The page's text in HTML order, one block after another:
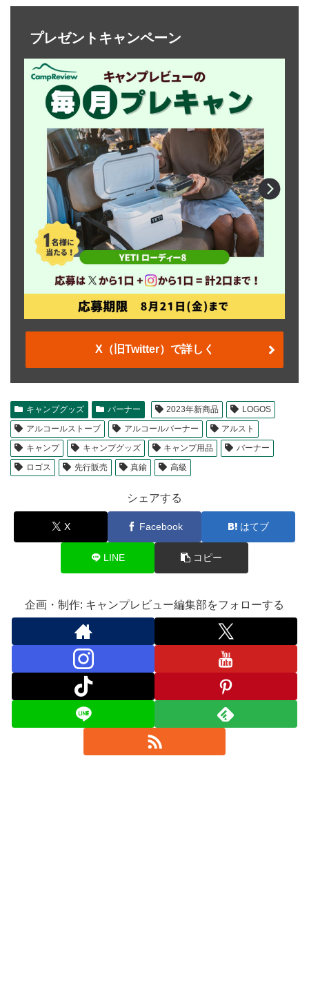
プレゼントキャンペーン
X（旧Twitter）で詳しく
キャンプグッズ バーナー 2023年新商品
LOGOS
アルコールストーブ
アルコールバーナー
アルスト
キャンプ
キャンプグッズ キャンプ用品
バーナー
ロゴス
先行販売 真鍮 高級
シェアする
X Facebook はてブ
LINE コピー
企画・制作: キャンプレビュー編集部をフォローする